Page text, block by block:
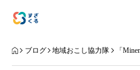
アバウト
ブログ 地域おこし協力隊 「